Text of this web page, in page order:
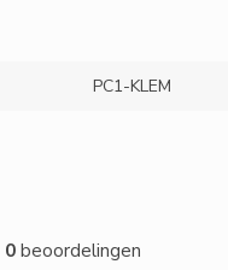
PC1-KLEM
0beoordelingen